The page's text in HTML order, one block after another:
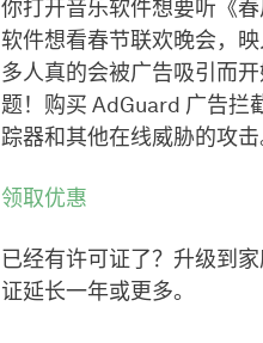
你打开音乐软件想要听《
软件想看春节联欢晚会，
多人真的会被广告吸引而
题！购买 AdGuard 广告拦
踪器和其他在线威胁的攻击
领取优惠
已经有许可证了？升级到
证延长一年或更多。